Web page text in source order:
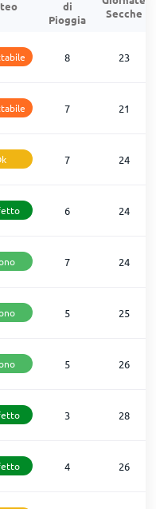
di
Pioggia
Secche
8 23
7 21
7 24
6 24
7 24
5 25
5 26
3 28
4 26